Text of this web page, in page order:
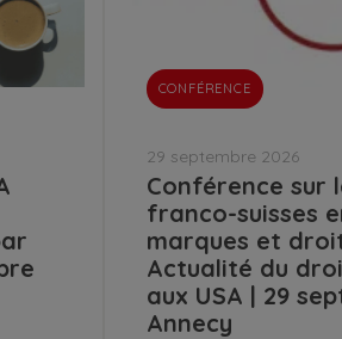
CONFÉRENCE
29 septembre 2026
Conférence sur
franco-suisses
marques et
Actualité du
aux USA | 29
Annecy